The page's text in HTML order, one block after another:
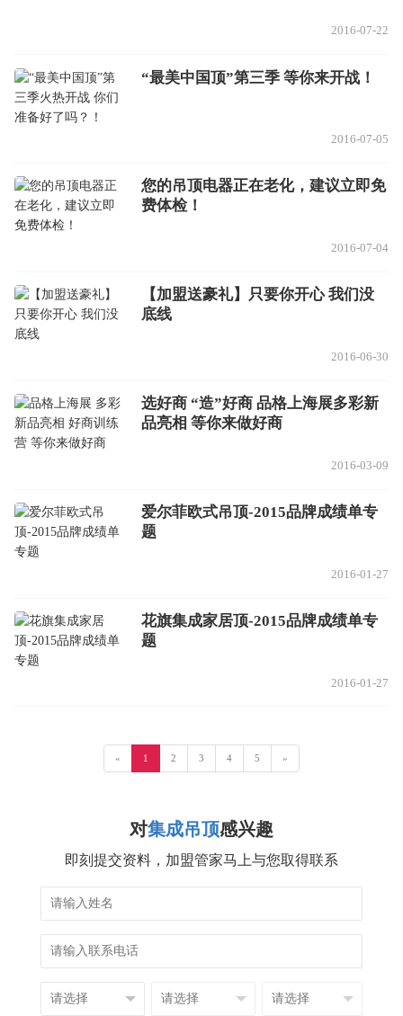
2016-07-22
“最美中国顶”第三季 等你来开战！
2016-07-05
您的吊顶电器正在老化，建议立即免
费体检！
2016-07-04
【加盟送豪礼】只要你开心 我们没
底线
2016-06-30
选好商 “造”好商 品格上海展多彩新
品亮相 等你来做好商
2016-03-09
爱尔菲欧式吊顶-2015品牌成绩单专
题
2016-01-27
花旗集成家居顶-2015品牌成绩单专
题
2016-01-27
« 1 2 3 4 5 »
对集成吊顶感兴趣
即刻提交资料，加盟管家马上与您取得联系